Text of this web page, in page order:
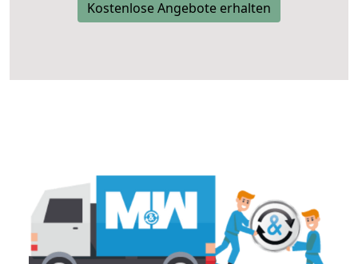
Kostenlose Angebote erhalten